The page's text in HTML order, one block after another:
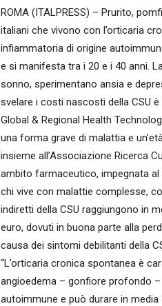
ROMA (ITALPRESS) – Prurito,
italiani che vivono con l’orticaria
infiammatoria di origine
e si manifesta tra i 20 e i 40 anni.
sonno, sperimentano ansia e
svelare i costi nascosti della CSU
Global & Regional Health
una forma grave di malattia e
insieme all’Associazione Ricerca
ambito farmaceutico, impegnata
chi vive con malattie complesse,
indiretti della CSU raggiungono in
euro, dovuti in buona parte alla
causa dei sintomi debilitanti della
“L’orticaria cronica spontanea è
angioedema – gonfiore profondo –
autoimmune e può durare in